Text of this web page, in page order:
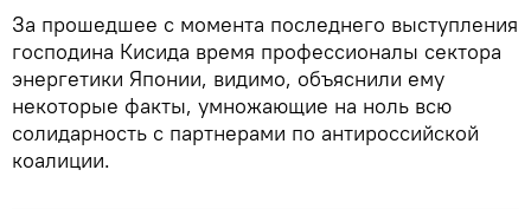
За прошедшее с момента последнего выступления
господина Кисида время профессионалы сектора
энергетики Японии, видимо, объяснили ему
некоторые факты, умножающие на ноль всю
солидарность с партнерами по антироссийской
коалиции.